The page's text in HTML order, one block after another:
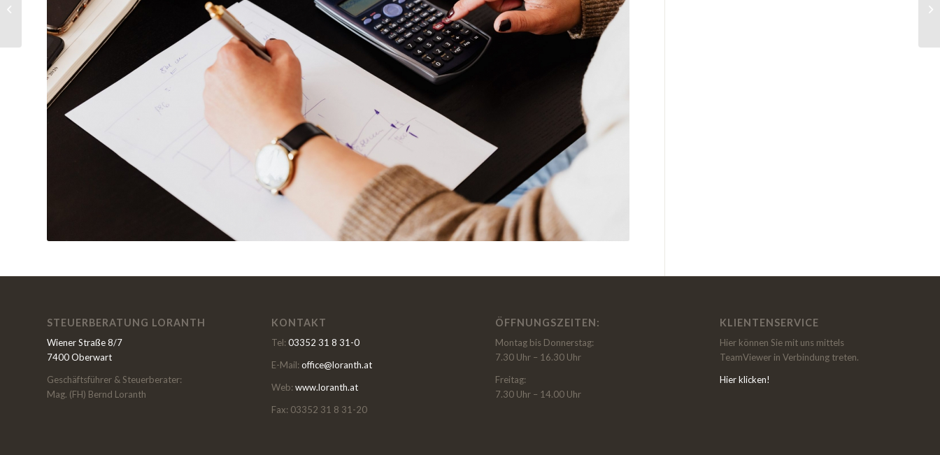
STEUERBERATUNG LORANTH
Wiener Straße 8/7
7400 Oberwart
Geschäftsführer & Steuerberater:
Mag. (FH) Bernd Loranth
KONTAKT
Tel: 03352 31 8 31-0
E-Mail: office@loranth.at
Web: www.loranth.at
Fax: 03352 31 8 31-20
ÖFFNUNGSZEITEN:
Montag bis Donnerstag:
7.30 Uhr – 16.30 Uhr
Freitag:
7.30 Uhr – 14.00 Uhr
KLIENTENSERVICE
Hier können Sie mit uns mittels
TeamViewer in Verbindung treten.
Hier klicken!
Steuerberatung